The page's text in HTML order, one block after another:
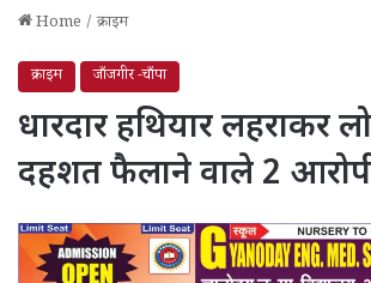
Home / क्राइम
क्राइम जाँजगीर -चाँपा
धारदार हथियार लहराकर
दहशत फैलाने वाले 2